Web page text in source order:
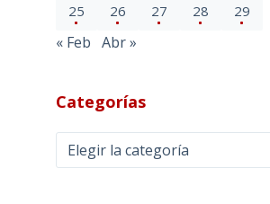
25 26 27 28 29
« Feb Abr »
Categorías
Categorías